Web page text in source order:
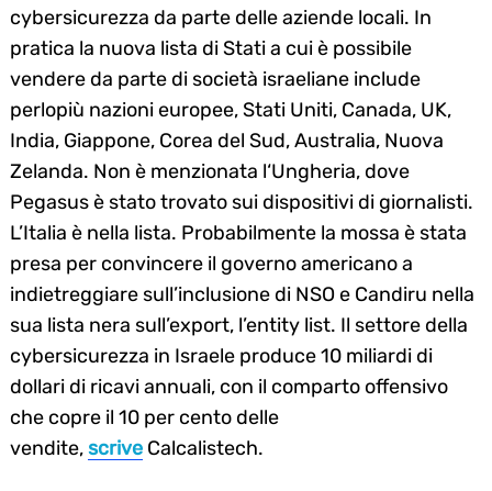
cybersicurezza da parte delle aziende locali. In
pratica la nuova lista di Stati a cui è possibile
vendere da parte di società israeliane include
perlopiù nazioni europee, Stati Uniti, Canada, UK,
India, Giappone, Corea del Sud, Australia, Nuova
Zelanda. Non è menzionata l‘Ungheria, dove
Pegasus è stato trovato sui dispositivi di giornalisti.
L’Italia è nella lista. Probabilmente la mossa è stata
presa per convincere il governo americano a
indietreggiare sull’inclusione di NSO e Candiru nella
sua lista nera sull’export, l’entity list. Il settore della
cybersicurezza in Israele produce 10 miliardi di
dollari di ricavi annuali, con il comparto offensivo
che copre il 10 per cento delle
vendite,scrive Calcalistech.